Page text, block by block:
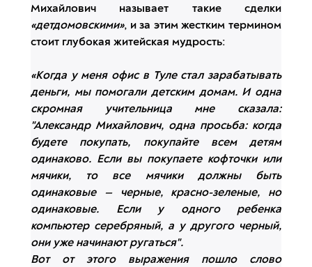
Михайлович называет такие сделки
«детдомовскими», и за этим жестким термином
стоит глубокая житейская мудрость:
«Когда у меня офис в Туле стал зарабатывать
деньги, мы помогали детским домам. И одна
скромная учительница мне сказала:
"Александр Михайлович, одна просьба: когда
будете покупать, покупайте всем детям
одинаково. Если вы покупаете кофточки или
мячики, то все мячики должны быть
одинаковые — черные, красно-зеленые, но
одинаковые. Если у одного ребенка
компьютер серебряный, а у другого черный,
они уже начинают ругаться".
Вот от этого выражения пошло слово